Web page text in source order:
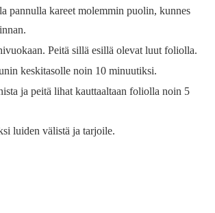
pannulla kareet molemmin puolin, kunnes
Peitä sillä esillä olevat luut foliolla.
keskitasolle noin 10 minuutiksi.
ja peitä lihat kauttaaltaan foliolla noin 5
luiden välistä ja tarjoile.